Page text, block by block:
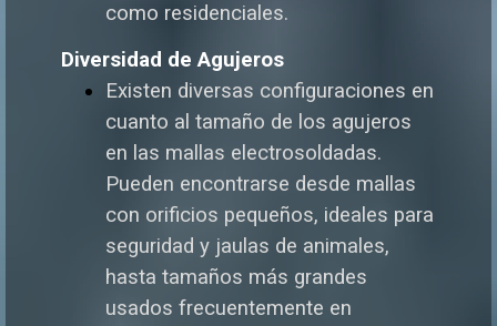
como residenciales.
Diversidad de Agujeros
Existen diversas configuraciones en
cuanto al tamaño de los agujeros
en las mallas electrosoldadas.
Pueden encontrarse desde mallas
con orificios pequeños, ideales para
seguridad y jaulas de animales,
hasta tamaños más grandes
usados frecuentemente en